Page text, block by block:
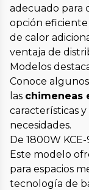
adecuado para
opción
de calor
ventaja de
Modelos
Conoce
las chimeneas
características
necesidades.
De 1800W KCE-
Este modelo
para espacios
tecnología de